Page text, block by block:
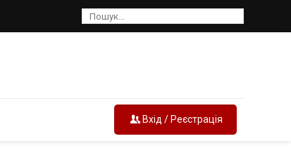
Вхід / Реєстрація